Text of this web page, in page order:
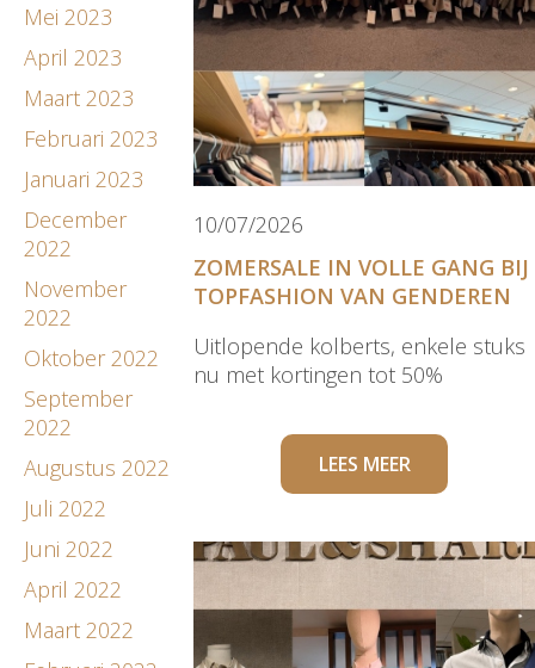
Mei 2023
April 2023
Maart 2023
Februari 2023
Januari 2023
December
2022
November
2022
Oktober 2022
September
2022
Augustus 2022
Juli 2022
Juni 2022
April 2022
Maart 2022
10/07/2026
ZOMERSALE IN VOLLE GANG BIJ
TOPFASHION VAN GENDEREN
Uitlopende kolberts, enkele stuks
nu met kortingen tot 50%
LEES MEER